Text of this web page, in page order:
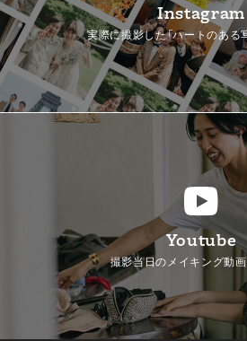
Instagram
実際に撮影した「ハートのある
Youtube
撮影当日のメイキング動